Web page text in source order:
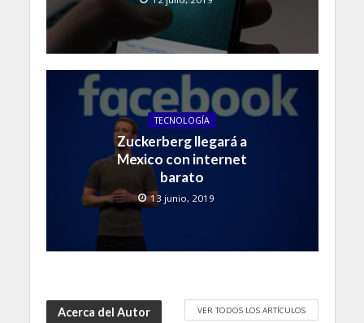
TECNOLOGÍA
Zuckerberg llegará a
Mexico con internet
barato
13 junio, 2019
Acerca del Autor VER TODOS LOS ARTÍCULOS